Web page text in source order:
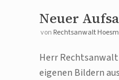
Neuer
von Rechtsanwalt
Herr
eigenen Bildern